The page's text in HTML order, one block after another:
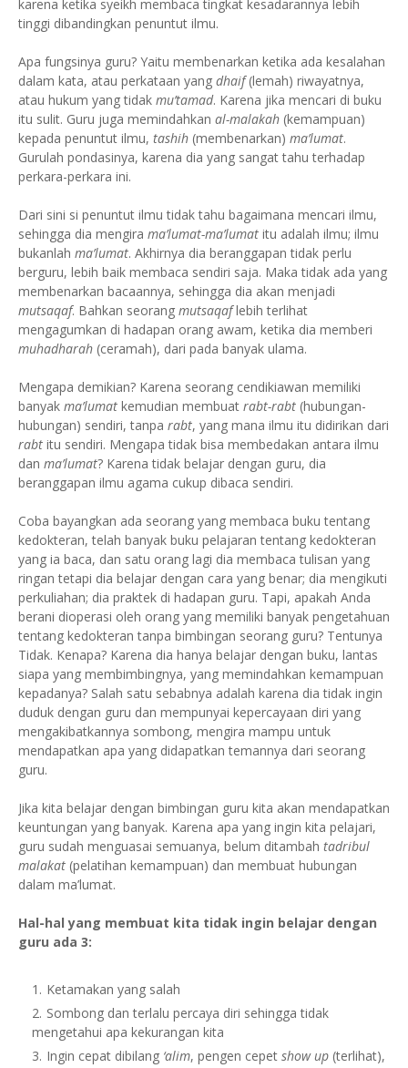
karena ketika syeikh membaca tingkat kesadarannya lebih
tinggi dibandingkan penuntut ilmu.
Apa fungsinya guru? Yaitu membenarkan ketika ada kesalahan
dalam kata, atau perkataan yang dhaif(lemah) riwayatnya,
atau hukum yang tidak mu’tamad. Karena jika mencari di buku
itu sulit. Guru juga memindahkan al-malakah (kemampuan)
kepada penuntut ilmu, tashih (membenarkan) ma’lumat.
Gurulah pondasinya, karena dia yang sangat tahu terhadap
perkara-perkara ini.
Dari sini si penuntut ilmu tidak tahu bagaimana mencari ilmu,
sehingga dia mengira ma’lumat-ma’lumat itu adalah ilmu; ilmu
bukanlah ma’lumat. Akhirnya dia beranggapan tidak perlu
berguru, lebih baik membaca sendiri saja. Maka tidak ada yang
membenarkan bacaannya, sehingga dia akan menjadi
mutsaqaf. Bahkan seorang mutsaqaflebih terlihat
mengagumkan di hadapan orang awam, ketika dia memberi
muhadharah (ceramah), dari pada banyak ulama.
Mengapa demikian? Karena seorang cendikiawan memiliki
banyak ma’lumat kemudian membuat rabt-rabt (hubungan-
hubungan) sendiri, tanpa rabt, yang mana ilmu itu didirikan dari
rabt itu sendiri. Mengapa tidak bisa membedakan antara ilmu
dan ma’lumat? Karena tidak belajar dengan guru, dia
beranggapan ilmu agama cukup dibaca sendiri.
Coba bayangkan ada seorang yang membaca buku tentang
kedokteran, telah banyak buku pelajaran tentang kedokteran
yang ia baca, dan satu orang lagi dia membaca tulisan yang
ringan tetapi dia belajar dengan cara yang benar; dia mengikuti
perkuliahan; dia praktek di hadapan guru. Tapi, apakah Anda
berani dioperasi oleh orang yang memiliki banyak pengetahuan
tentang kedokteran tanpa bimbingan seorang guru? Tentunya
Tidak. Kenapa? Karena dia hanya belajar dengan buku, lantas
siapa yang membimbingnya, yang memindahkan kemampuan
kepadanya? Salah satu sebabnya adalah karena dia tidak ingin
duduk dengan guru dan mempunyai kepercayaan diri yang
mengakibatkannya sombong, mengira mampu untuk
mendapatkan apa yang didapatkan temannya dari seorang
guru.
Jika kita belajar dengan bimbingan guru kita akan mendapatkan
keuntungan yang banyak. Karena apa yang ingin kita pelajari,
guru sudah menguasai semuanya, belum ditambah tadribul
malakat (pelatihan kemampuan) dan membuat hubungan
dalam ma’lumat.
Hal-hal yang membuat kita tidak ingin belajar dengan
guru ada 3:
Ketamakan yang salah
Sombong dan terlalu percaya diri sehingga tidak
mengetahui apa kekurangan kita
Ingin cepat dibilang ‘alim, pengen cepet show up (terlihat),